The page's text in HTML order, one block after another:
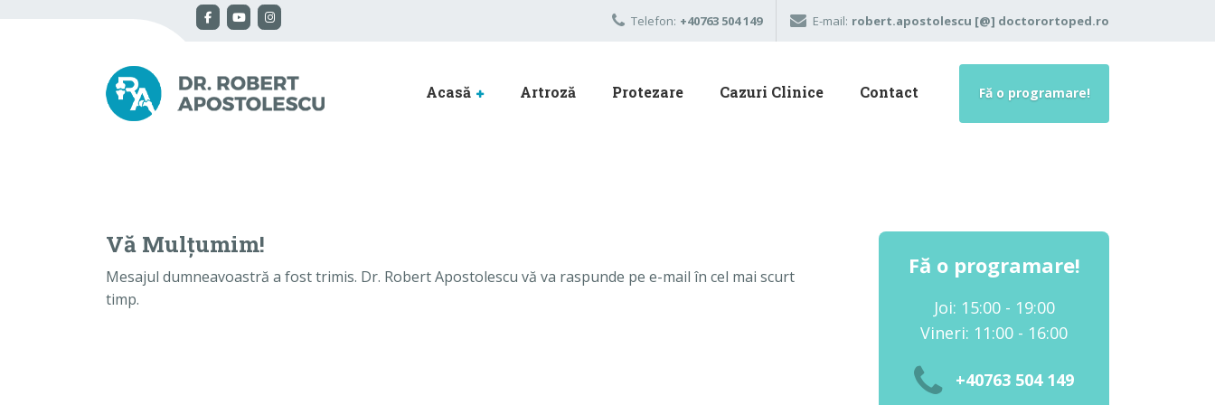
Telefon: +40763 504 149 E-mail: robert.apostolescu [@] doctorortoped.ro
Acasă Artroză Protezare Cazuri Clinice Contact Fă o programare!
Vă Mulțumim!
Mesajul dumneavoastră a fost trimis. Dr. Robert Apostolescu vă va raspunde pe e-mail în cel mai scurt
timp.
Fă o programare!
Joi: 15:00 - 19:00
Vineri: 11:00 - 16:00
+40763 504 149